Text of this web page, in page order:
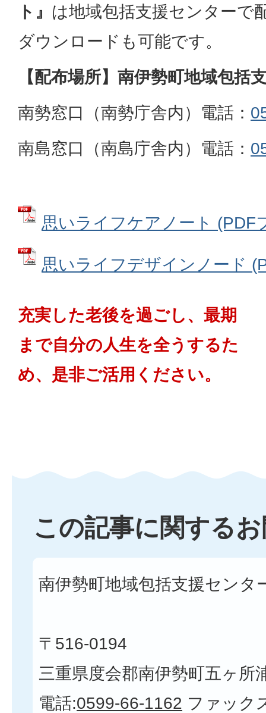
ト』 は地域包括支援センターで
ダウンロードも可能です。
【配布場所】南伊勢町地域包括
南勢窓口（南勢庁舎内）電話：
南島窓口（南島庁舎内）電話：
思いライフケアノート (PDF
思いライフデザインノード
充実した老後を過ごし、最期
まで自分の人生を全うするた
め、是非ご活用ください。
この記事に関する
南伊勢町地域包括支援センタ
〒516-0194
三重県度会郡南伊勢町五ヶ所
電話:0599-66-1162 ファック